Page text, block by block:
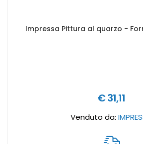
Impressa Pittura al quarzo -
€ 31,11
Venduto da: